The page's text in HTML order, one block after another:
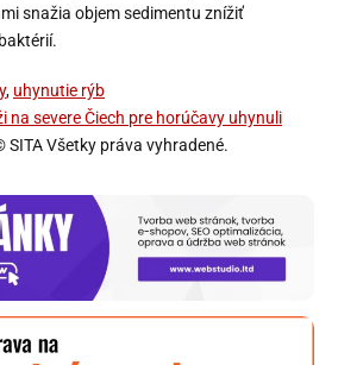
snažia objem sedimentu znížiť
, uhynutie rýb
na severe Čiech pre horúčavy uhynuli
SITA Všetky práva vyhradené.